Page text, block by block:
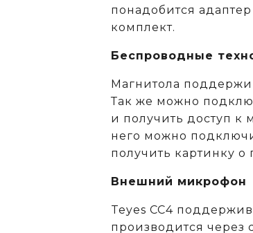
понадобится
комплект.
Беспроводные
Магнитола
Так же можно
и получить доступ к
него можно
получить картинку
Внешний микрофон
Teyes CC4
производится через